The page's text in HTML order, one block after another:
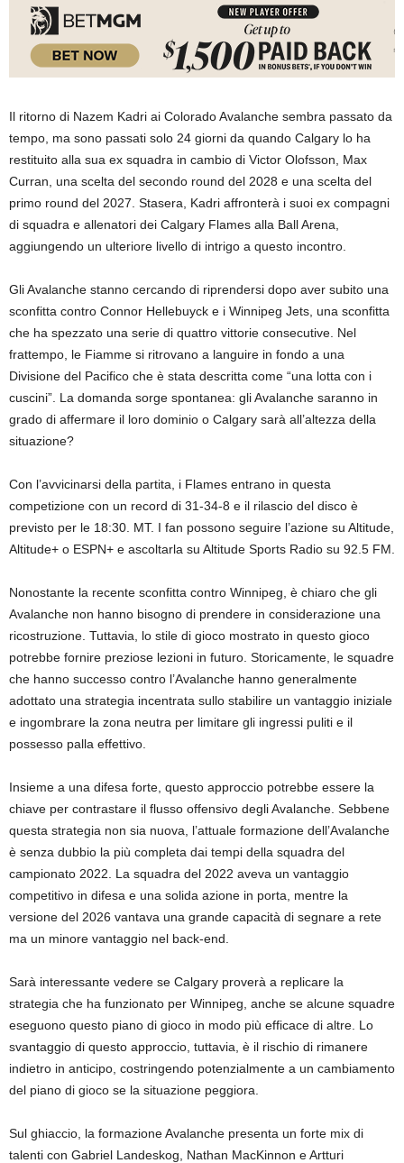
Il ritorno di Nazem Kadri ai Colorado Avalanche sembra passato da
tempo, ma sono passati solo 24 giorni da quando Calgary lo ha
restituito alla sua ex squadra in cambio di Victor Olofsson, Max
Curran, una scelta del secondo round del 2028 e una scelta del
primo round del 2027. Stasera, Kadri affronterà i suoi ex compagni
di squadra e allenatori dei Calgary Flames alla Ball Arena,
aggiungendo un ulteriore livello di intrigo a questo incontro.
Gli Avalanche stanno cercando di riprendersi dopo aver subito una
sconfitta contro Connor Hellebuyck e i Winnipeg Jets, una sconfitta
che ha spezzato una serie di quattro vittorie consecutive. Nel
frattempo, le Fiamme si ritrovano a languire in fondo a una
Divisione del Pacifico che è stata descritta come “una lotta con i
cuscini”. La domanda sorge spontanea: gli Avalanche saranno in
grado di affermare il loro dominio o Calgary sarà all’altezza della
situazione?
Con l’avvicinarsi della partita, i Flames entrano in questa
competizione con un record di 31-34-8 e il rilascio del disco è
previsto per le 18:30. MT. I fan possono seguire l’azione su Altitude,
Altitude+ o ESPN+ e ascoltarla su Altitude Sports Radio su 92.5 FM.
Nonostante la recente sconfitta contro Winnipeg, è chiaro che gli
Avalanche non hanno bisogno di prendere in considerazione una
ricostruzione. Tuttavia, lo stile di gioco mostrato in questo gioco
potrebbe fornire preziose lezioni in futuro. Storicamente, le squadre
che hanno successo contro l’Avalanche hanno generalmente
adottato una strategia incentrata sullo stabilire un vantaggio iniziale
e ingombrare la zona neutra per limitare gli ingressi puliti e il
possesso palla effettivo.
Insieme a una difesa forte, questo approccio potrebbe essere la
chiave per contrastare il flusso offensivo degli Avalanche. Sebbene
questa strategia non sia nuova, l’attuale formazione dell’Avalanche
è senza dubbio la più completa dai tempi della squadra del
campionato 2022. La squadra del 2022 aveva un vantaggio
competitivo in difesa e una solida azione in porta, mentre la
versione del 2026 vantava una grande capacità di segnare a rete
ma un minore vantaggio nel back-end.
Sarà interessante vedere se Calgary proverà a replicare la
strategia che ha funzionato per Winnipeg, anche se alcune squadre
eseguono questo piano di gioco in modo più efficace di altre. Lo
svantaggio di questo approccio, tuttavia, è il rischio di rimanere
indietro in anticipo, costringendo potenzialmente a un cambiamento
del piano di gioco se la situazione peggiora.
Sul ghiaccio, la formazione Avalanche presenta un forte mix di
talenti con Gabriel Landeskog, Nathan MacKinnon e Artturi